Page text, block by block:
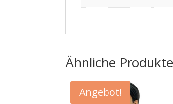
Ähnliche Produkte
Angebot!